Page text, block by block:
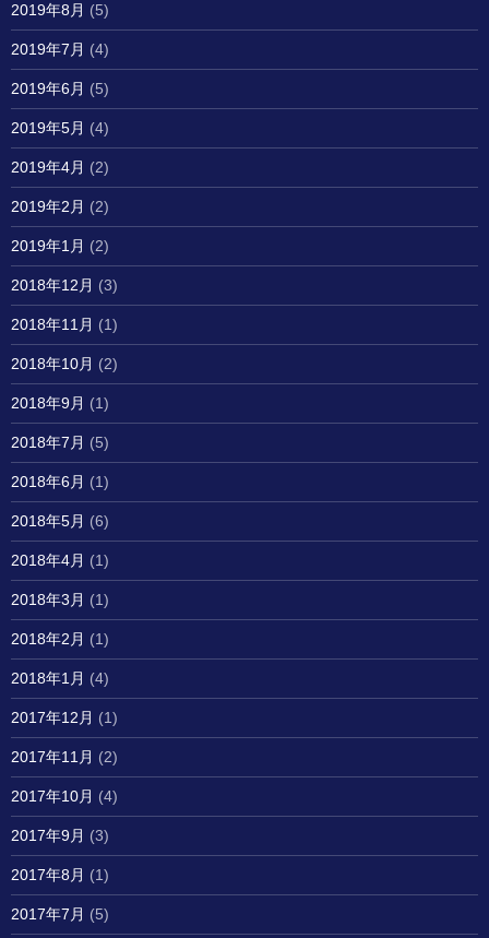
2019年8月 (5)
2019年7月 (4)
2019年6月 (5)
2019年5月 (4)
2019年4月 (2)
2019年2月 (2)
2019年1月 (2)
2018年12月 (3)
2018年11月 (1)
2018年10月 (2)
2018年9月 (1)
2018年7月 (5)
2018年6月 (1)
2018年5月 (6)
2018年4月 (1)
2018年3月 (1)
2018年2月 (1)
2018年1月 (4)
2017年12月 (1)
2017年11月 (2)
2017年10月 (4)
2017年9月 (3)
2017年8月 (1)
2017年7月 (5)